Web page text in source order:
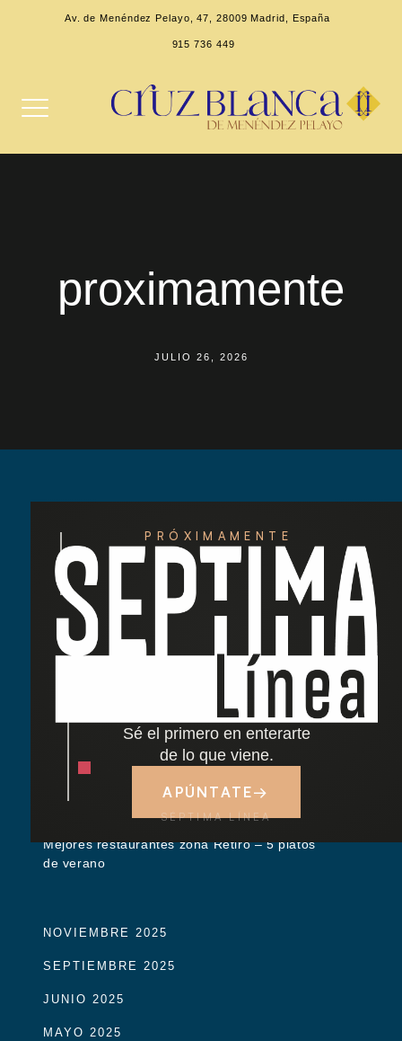
Av. de Menéndez Pelayo, 47, 28009 Madrid, España
915 736 449
proximamente
JULIO 26, 2026
PRÓXIMAMENTE
Sé el primero en enterarte
de lo que viene.
APÚNTATE→
SÉPTIMA LÍNEA
Redescubre las tardes del Retiro: nuestra
nueva carta de cócteles ha llegado
Cocido madrileño: tradición y sabor junto al
Dónde comer cerca del Parque del Retiro en
Madrid
Tapas y terraza junto al Retiro
Mejores restaurantes zona Retiro – 5 platos
de verano
NOVIEMBRE 2025
SEPTIEMBRE 2025
JUNIO 2025
MAYO 2025